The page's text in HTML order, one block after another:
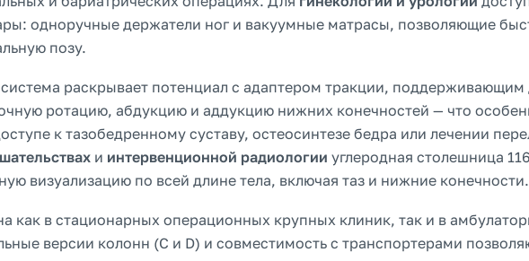
одноручные держатели ног и вакуумные матрасы, позволяющие
позу.
система раскрывает потенциал с адаптером тракции, поддерживающим
ротацию, абдукцию и аддукцию нижних конечностей — что
к тазобедренному суставу, остеосинтезе бедра или лечении
и интервенционной радиологии углеродная столешница
визуализацию по всей длине тела, включая таз и нижние конечности.
как в стационарных операционных крупных клиник, так и в
версии колонн (C и D) и совместимость с транспортерами